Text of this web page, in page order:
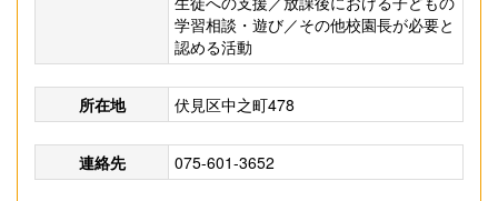
学習相談・遊び／その他校園長が必要と
認める活動
所在地 伏見区中之町478
連絡先 075-601-3652